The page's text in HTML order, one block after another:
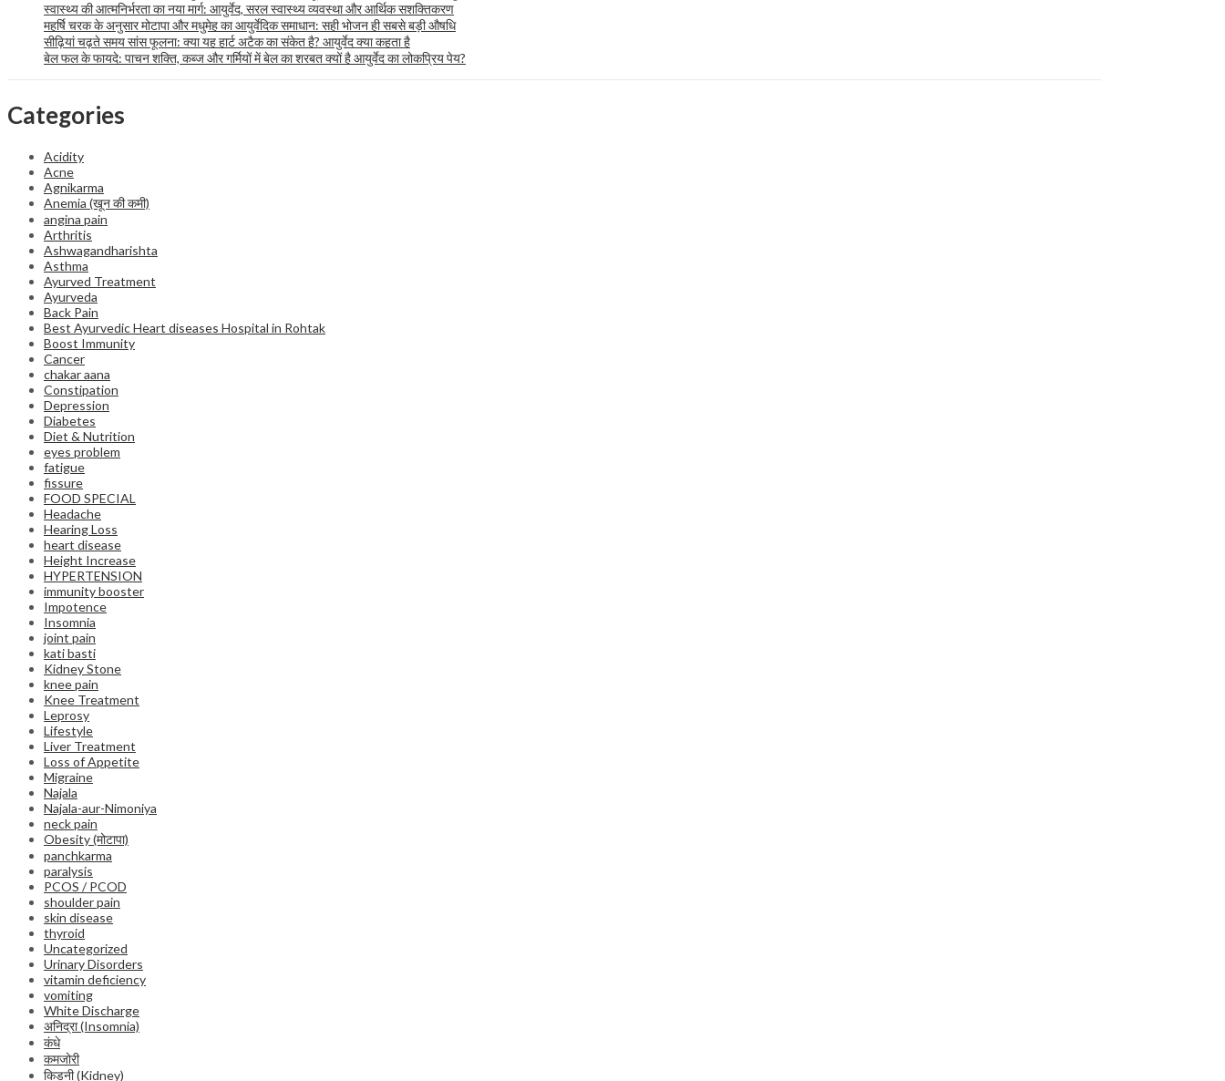
स्वास्थ्य की आत्मनिर्भरता का नया मार्ग: आयुर्वेद, सरल स्वास्थ्य व्यवस्था और आर्थिक सशक्तिकरण
महर्षि चरक के अनुसार मोटापा और मधुमेह का आयुर्वेदिक समाधान: सही भोजन ही सबसे बड़ी औषधि
सीढ़ियां चढ़ते समय सांस फूलना: क्या यह हार्ट अटैक का संकेत है? आयुर्वेद क्या कहता है
बेल फल के फायदे: पाचन शक्ति, कब्ज और गर्मियों में बेल का शरबत क्यों है आयुर्वेद का लोकप्रिय पेय?
Categories
Acidity
Acne
Agnikarma
Anemia (खून की कमी)
angina pain
Arthritis
Ashwagandharishta
Asthma
Ayurved Treatment
Ayurveda
Back Pain
Best Ayurvedic Heart diseases Hospital in Rohtak
Boost Immunity
Cancer
chakar aana
Constipation
Depression
Diabetes
Diet & Nutrition
eyes problem
fatigue
fissure
FOOD SPECIAL
Headache
Hearing Loss
heart disease
Height Increase
HYPERTENSION
immunity booster
Impotence
Insomnia
joint pain
kati basti
Kidney Stone
knee pain
Knee Treatment
Leprosy
Lifestyle
Liver Treatment
Loss of Appetite
Migraine
Najala
Najala-aur-Nimoniya
neck pain
Obesity (मोटापा)
panchkarma
paralysis
PCOS / PCOD
shoulder pain
skin disease
thyroid
Uncategorized
Urinary Disorders
vitamin deficiency
vomiting
White Discharge
अनिद्रा (Insomnia)
कंधे
कमजोरी
किडनी (Kidney)